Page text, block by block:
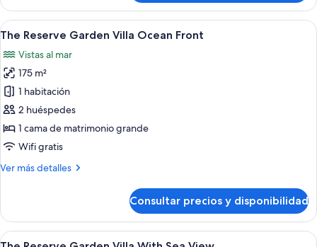
Reserve
Penthouse
Suite
Front
Abrir
todas
las
fotos
de
The
Reserve
Garden
Ocean
Un dormitorio amplio con una cama
8
The Reserve Garden Villa Ocean Front
Vistas al mar
175 m²
1 habitación
2 huéspedes
1 cama de matrimonio grande
Wifi gratis
Ver más detalles
Más
Reserve
Garden
Villa
Consultar precios y disponibilidad
Abrir
Un dormitorio con cama con dosel,
5